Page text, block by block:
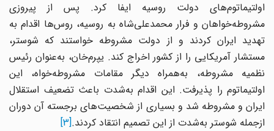
اولتیماتوم‌های دولت روسیه ایفا کرد. پس از پیروزی
مشروطه‌خواهان و فرار محمدعلی‌شاه به روسیه، روس‌ها اقدام به
تهدید ایران کردند و از دولت مشروطه خواستند که شوستر،
مستشار آمریکایی را از کشور اخراج کند. یپرم‌خان، به‌عنوان رئیس
نظمیه مشروطه، به‌همراه دیگر مقامات مشروطه‌خواه، این
اولتیماتوم را پذیرفت. این اقدام به‌شدت باعث تضعیف استقلال
ایران و مشروطه شد و بسیاری از شخصیت‌های برجسته آن دوران
ازجمله شوستر به‌شدت از این تصمیم انتقاد کردند.[3]